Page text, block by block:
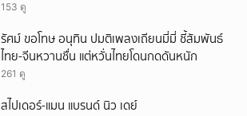
153 ดู
รัศม์ ขอโทษ อนุทิน ปมติเพลงเถียนมี่มี่ ชี้สัมพันธ์
ไทย-จีนหวานชื่น แต่หวั่นไทยโดนกดดันหนัก
261 ดู
สไปเดอร์-แมน แบรนด์ นิว เดย์